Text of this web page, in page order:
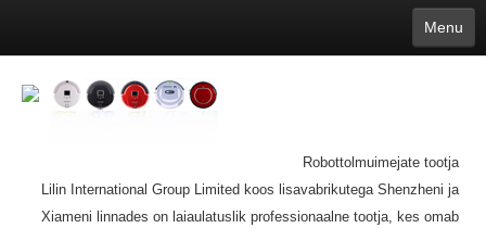
Menu
Deutsch
Português 日本語
bāṅlā Norsk
Türkçe
Ўзбек тили
india Tiếng Việt íslenska Estonia
Bulgarian
Ukrainian
Slovenčina
Robottolmuimejate tootja
Lilin International Group Limited koos lisavabrikutega Shenzheni ja
Xiameni linnades on laiaulatuslik professionaalne tootja, kes omab